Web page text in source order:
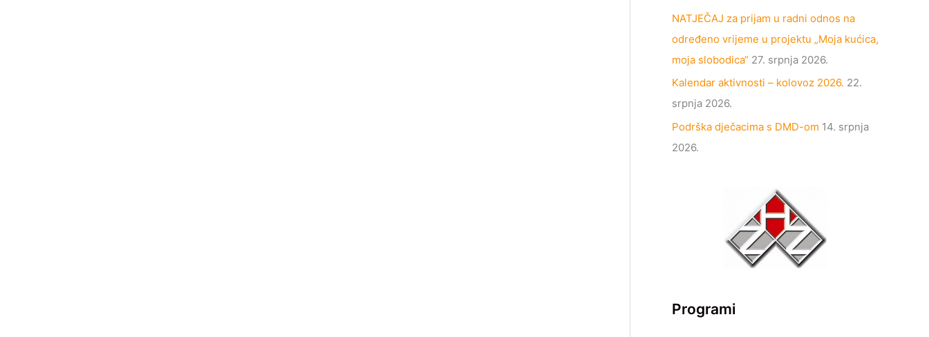
NATJEČAJ za prijam u radni odnos na
određeno vrijeme u projektu „Moja kućica,
moja slobodica“ 27. srpnja 2026.
Kalendar aktivnosti – kolovoz 2026. 22.
srpnja 2026.
Podrška dječacima s DMD-om 14. srpnja
2026.
Programi